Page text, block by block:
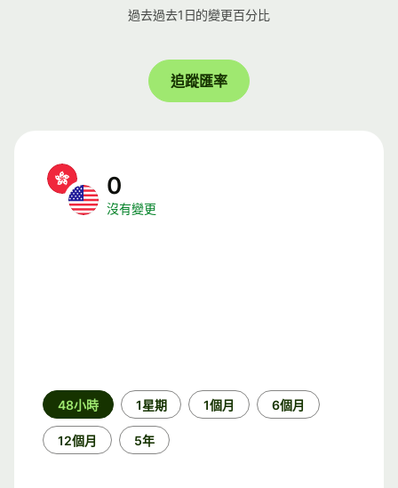
過去過去1日的變更百分比
追蹤匯率
0
沒有變更
時
段
48小時 1星期 1個月 6個月
12個月 5年